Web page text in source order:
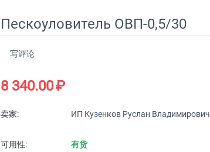
Пескоуловитель ОВП-0,5/30
写评论
8 340.00₽
卖家: ИП Кузенков Руслан Владимирович
可用性:
有货